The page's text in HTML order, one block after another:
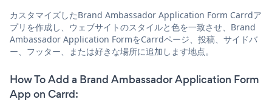
カスタマイズしたBrand Ambassador Application Form Carrdア
プリを作成し、ウェブサイトのスタイルと色を一致させ、Brand
Ambassador Application FormをCarrdページ、投稿、サイドバ
ー、フッター、または好きな場所に追加します地点。
How To Add a Brand Ambassador Application Form
App on Carrd: